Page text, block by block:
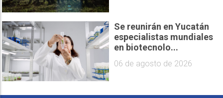
Se reunirán en Yucatán
especialistas mundiales
en biotecnolo...
06 de agosto de 2026